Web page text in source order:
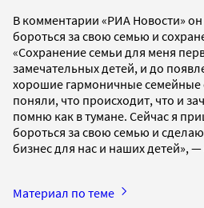
В комментарии «РИА Новости»
бороться за свою семью и
«Сохранение семьи для меня
замечательных детей, и до
хорошие гармоничные
поняли, что происходит, что и
помню как в тумане. Сейчас я
бороться за свою семью и
бизнес для нас и наших детей», —
Материал по теме